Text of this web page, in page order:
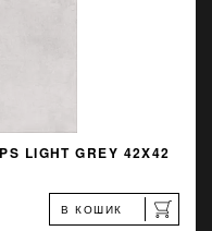
LIGHT GREY 42X42
В КОШИК